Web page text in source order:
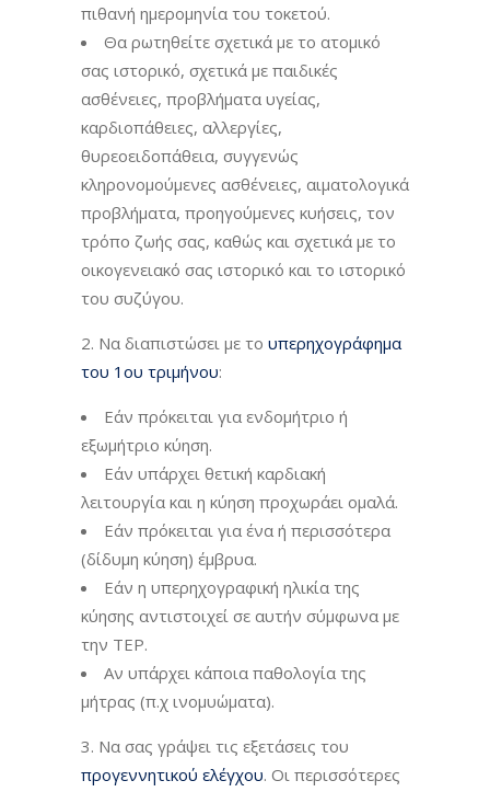
πιθανή ημερομηνία του τοκετού.
Θα ρωτηθείτε σχετικά με το ατομικό
σας ιστορικό, σχετικά με παιδικές
ασθένειες, προβλήματα υγείας,
καρδιοπάθειες, αλλεργίες,
θυρεοειδοπάθεια, συγγενώς
κληρονομούμενες ασθένειες, αιματολογικά
προβλήματα, προηγούμενες κυήσεις, τον
τρόπο ζωής σας, καθώς και σχετικά με το
οικογενειακό σας ιστορικό και το ιστορικό
του συζύγου.
2. Να διαπιστώσει με το υπερηχογράφημα
του 1ου τριμήνου:
Εάν πρόκειται για ενδομήτριο ή
εξωμήτριο κύηση.
Εάν υπάρχει θετική καρδιακή
λειτουργία και η κύηση προχωράει ομαλά.
Εάν πρόκειται για ένα ή περισσότερα
(δίδυμη κύηση) έμβρυα.
Εάν η υπερηχογραφική ηλικία της
κύησης αντιστοιχεί σε αυτήν σύμφωνα με
την ΤΕΡ.
Αν υπάρχει κάποια παθολογία της
μήτρας (π.χ ινομυώματα).
3. Να σας γράψει τις εξετάσεις του
προγεννητικού ελέγχου. Οι περισσότερες